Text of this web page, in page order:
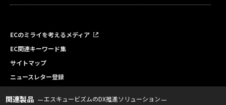
ECのミライを考えるメディア
EC関連キーワード集
サイトマップ
ニュースレター登録
関連製品 エスキュービズムのDX推進ソリューション